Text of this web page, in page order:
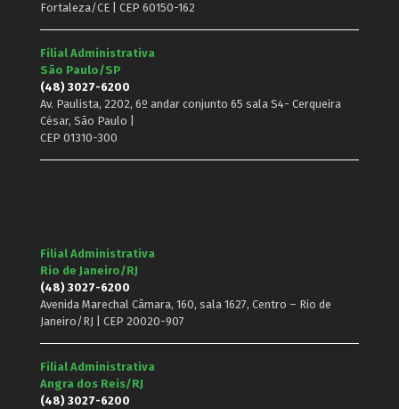
Fortaleza/CE | CEP 60150-162
Filial Administrativa
São Paulo/SP
(48) 3027-6200
Av. Paulista, 2202, 6º andar conjunto 65 sala S4- Cerqueira
César, São Paulo |
CEP 01310-300
Filial Administrativa
Rio de Janeiro/RJ
(48) 3027-6200
Avenida Marechal Câmara, 160, sala 1627, Centro – Rio de
Janeiro/RJ | CEP 20020-907
Filial Administrativa
Angra dos Reis/RJ
(48) 3027-6200